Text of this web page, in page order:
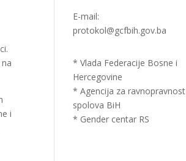
i
E-mail:
protokol@gcfbih.gov.ba
* Vlada Federacije Bosne i
Hercegovine
* Agencija za ravnopravnost
spolova BiH
* Gender centar RS